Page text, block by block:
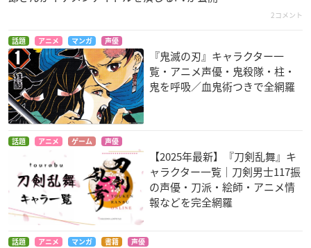
2コメント
話題 アニメ マンガ 声優
『鬼滅の刃』キャラクター一
覧・アニメ声優・鬼殺隊・柱・
鬼を呼吸／血鬼術つきで全網羅
話題 アニメ ゲーム 声優
【2025年最新】『刀剣乱舞』キ
ャラクター一覧｜刀剣男士117振
の声優・刀派・絵師・アニメ情
報などを完全網羅
話題 アニメ マンガ 書籍 声優